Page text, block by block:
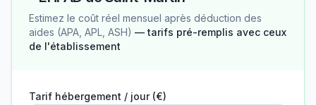
Estimez le coût réel mensuel après déduction des
aides (APA, APL, ASH) — tarifs pré-remplis avec ceux
de l'établissement
Tarif hébergement / jour (€)